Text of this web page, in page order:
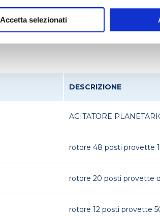
Accetta selezionati
DESCRIZIONE
AGITATORE
rotore 48 posti provette
rotore 20 posti provette
rotore 12 posti provette